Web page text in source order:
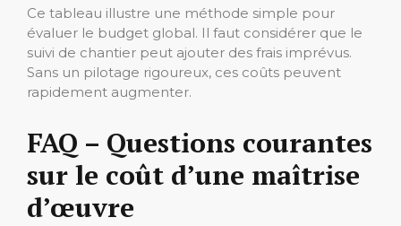
Ce tableau illustre une méthode simple pour
évaluer le budget global. Il faut considérer que le
suivi de chantier peut ajouter des frais imprévus.
Sans un pilotage rigoureux, ces coûts peuvent
rapidement augmenter.
FAQ – Questions courantes
sur le coût d’une maîtrise
d’œuvre